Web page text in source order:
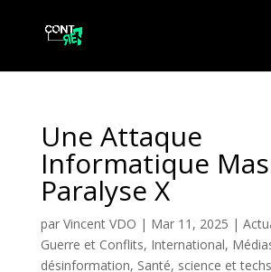
Une Attaque
Informatique
Paralyse X
par Vincent VDO | Mar 11, 2025 |
Guerre et Conflits, International,
désinformation, Santé, science et techs